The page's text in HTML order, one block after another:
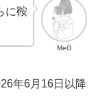
MeG
に鞍
年6月16日以降